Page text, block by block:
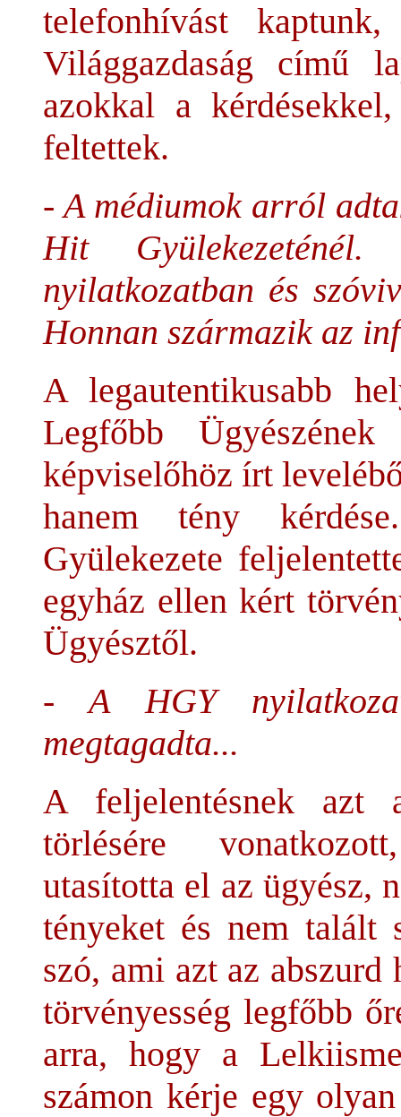
telefonhívást
Világgazdaság című
azokkal a
feltettek.
- A médiumok arról
Hit
nyilatkozatban és
Honnan származik az
A legautentikusabb
Legfőbb
képviselőhöz írt
hanem tény
Gyülekezete
egyház ellen kért
Ügyésztől.
- A HGY
megtagadta...
A feljelentésnek azt
törlésére
utasította el az ügyész,
tényeket és nem talált
szó, ami azt az abszurd
törvényesség legfőbb
arra, hogy a
számon kérje egy